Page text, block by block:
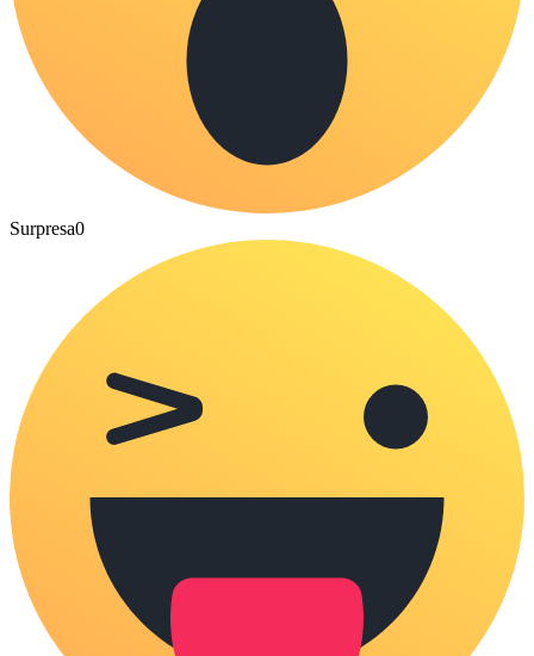
Surpresa0